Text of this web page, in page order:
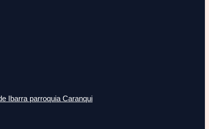
Ibarra parroquia Caranqui